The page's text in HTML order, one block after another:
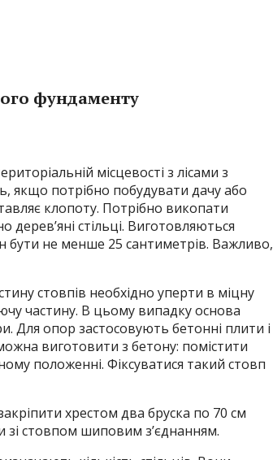
фундаменту
місцевості з лісами з
якщо потрібно побудувати дачу або
клопоту. Потрібно викопати
дерев’яні стільці. Виготовляються
бути не менше 25 сантиметрів. Важливо,
стовпів необхідно уперти в міцну
частину. В цьому випадку основа
Для опор застосовують бетонні плити і
виготовити з бетону: помістити
положенні. Фіксуватися такий стовп
хрестом два бруска по 70 см
зі стовпом шиповим з’єднанням.